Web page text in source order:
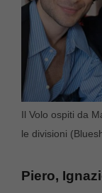
Il Volo ospiti da
le divisioni
Piero,